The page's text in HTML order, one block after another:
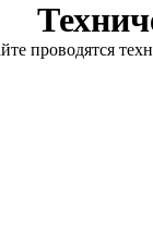
проводятся